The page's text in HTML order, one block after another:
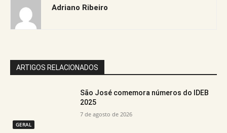
Adriano Ribeiro
ARTIGOS RELACIONADOS
GERAL
São José comemora números do IDEB
2025
7 de agosto de 2026